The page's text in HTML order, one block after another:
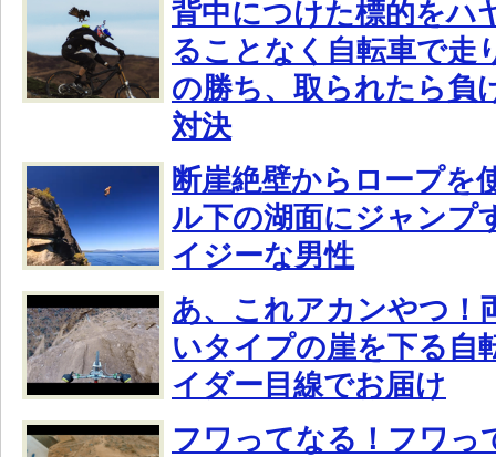
背中につけた標的をハ
ることなく自転車で走
の勝ち、取られたら負
対決
断崖絶壁からロープを
ル下の湖面にジャンプ
イジーな男性
あ、これアカンやつ！
いタイプの崖を下る自
イダー目線でお届け
フワってなる！フワっ